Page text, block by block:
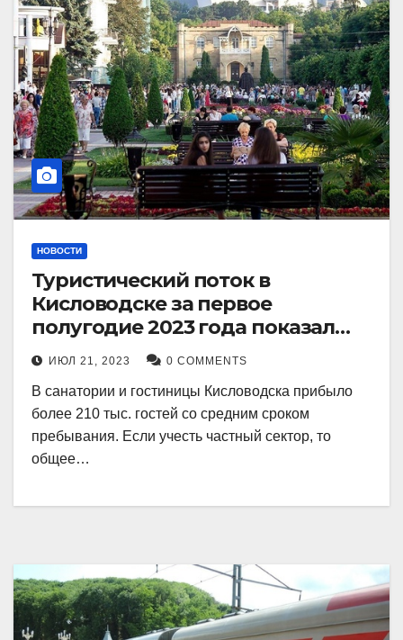
НОВОСТИ
Туристический поток в
Кисловодске за первое
полугодие 2023 года показал
рекордный рост в 21 процент.
ИЮЛ 21, 2023 0 COMMENTS
В санатории и гостиницы Кисловодска прибыло
более 210 тыс. гостей со средним сроком
пребывания. Если учесть частный сектор, то
общее…